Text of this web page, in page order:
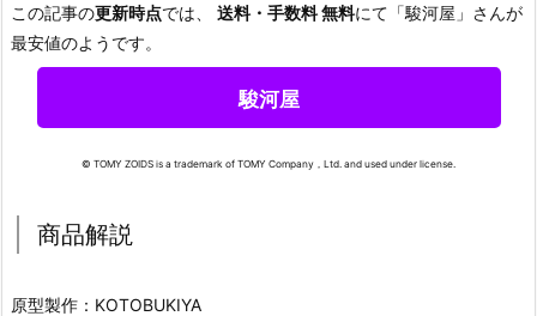
この記事の更新時点では、 送料・手数料 無料にて「駿河屋」さんが
最安値のようです。
駿河屋
© TOMY ZOIDS is a trademark of TOMY Company，Ltd. and used under license.
商品解説
原型製作：KOTOBUKIYA